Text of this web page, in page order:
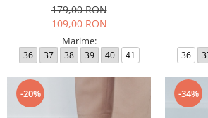
179,00 RON
109,00 RON
Marime:
36 37 38 39 40 41 36
-20% -34%